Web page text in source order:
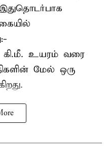
கி.மீ. உயரம் வரை
மேல் ஒரு